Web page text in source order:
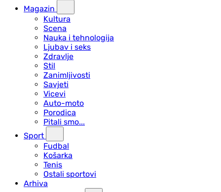
Magazin
Kultura
Scena
Nauka i tehnologija
Ljubav i seks
Zdravlje
Stil
Zanimljivosti
Savjeti
Vicevi
Auto-moto
Porodica
Pitali smo...
Sport
Fudbal
Košarka
Tenis
Ostali sportovi
Arhiva